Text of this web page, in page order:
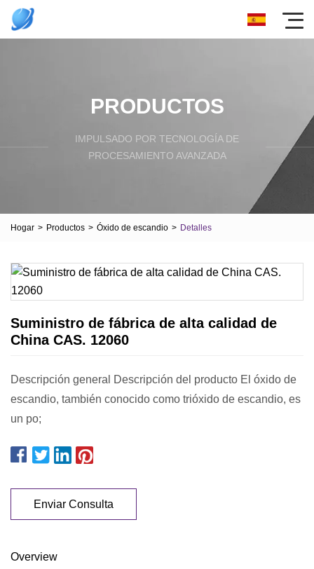
PRODUCTOS
IMPULSADO POR TECNOLOGÍA DE
PROCESAMIENTO AVANZADA
Hogar > Productos > Óxido de escandio > Detalles
Suministro de fábrica de alta calidad de
China CAS. 12060
Descripción general Descripción del producto El óxido de
escandio, también conocido como trióxido de escandio, es
un po;
Enviar Consulta
Overview